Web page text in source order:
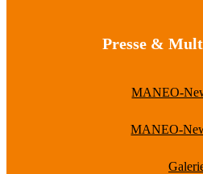
Presse &
MANEO-
MANEO-